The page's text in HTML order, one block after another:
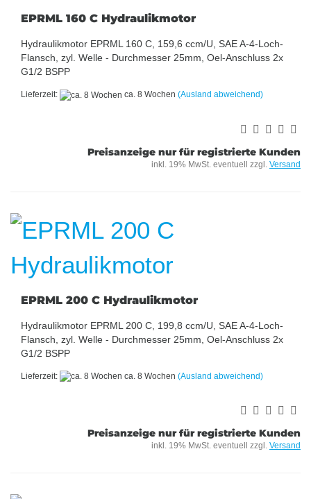
EPRML 160 C Hydraulikmotor
Hydraulikmotor EPRML 160 C, 159,6 ccm/U, SAE A-4-Loch-
Flansch, zyl. Welle - Durchmesser 25mm, Oel-Anschluss 2x
G1/2 BSPP
Lieferzeit: ca. 8 Wochen (Ausland abweichend)
Preisanzeige nur für registrierte Kunden
inkl. 19% MwSt. eventuell zzgl. Versand
EPRML 200 C Hydraulikmotor
Hydraulikmotor EPRML 200 C, 199,8 ccm/U, SAE A-4-Loch-
Flansch, zyl. Welle - Durchmesser 25mm, Oel-Anschluss 2x
G1/2 BSPP
Lieferzeit: ca. 8 Wochen (Ausland abweichend)
Preisanzeige nur für registrierte Kunden
inkl. 19% MwSt. eventuell zzgl. Versand